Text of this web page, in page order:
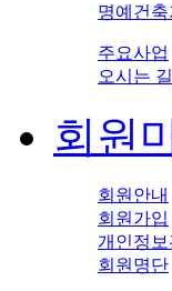
명예건축
주요사업
오시는 길
회원
회원안내
회원가입
개인정보
회원명단